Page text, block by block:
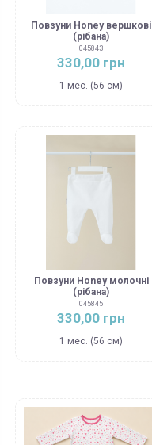
Повзуни Honey вершкові
(рібана)
045843
330,00 грн
1 мес. (56 см)
Повзуни Honey молочні
(рібана)
045845
330,00 грн
1 мес. (56 см)